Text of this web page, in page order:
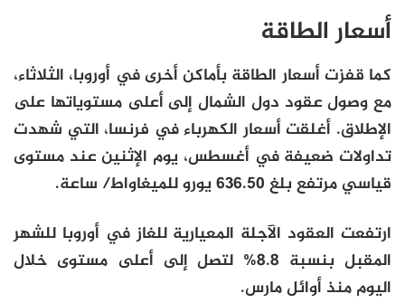
أسعار الطاقة
كما قفزت أسعار الطاقة بأماكن أخرى في أوروبا، الثلاثاء،
مع وصول عقود دول الشمال إلى أعلى مستوياتها على
الإطلاق. أغلقت أسعار الكهرباء في فرنسا، التي شهدت
تداولات ضعيفة في أغسطس، يوم الإثنين عند مستوى
قياسي مرتفع بلغ 636.50 يورو للميغاواط/ ساعة.
ارتفعت العقود الآجلة المعيارية للغاز في أوروبا للشهر
المقبل بنسبة 8.8% لتصل إلى أعلى مستوى خلال
اليوم منذ أوائل مارس.